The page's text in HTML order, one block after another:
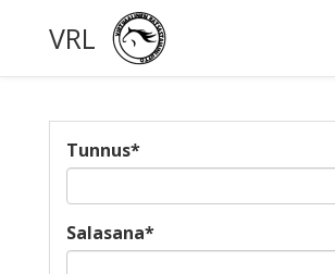
VRL
Tunnus*
Salasana*